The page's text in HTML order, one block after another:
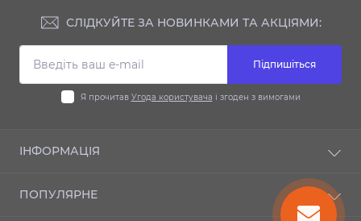
СЛІДКУЙТЕ ЗА НОВИНКАМИ ТА АКЦІЯМИ:
Підпишіться
Я прочитав Угода користувача і згоден з вимогами
ІНФОРМАЦІЯ
Гарантія
ПОПУЛЯРНЕ